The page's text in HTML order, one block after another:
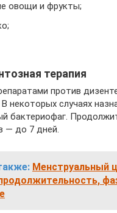
овощи и фрукты;
терапия
против
некоторых случаях
бактериофаг.
— до 7 дней.
Менструальный